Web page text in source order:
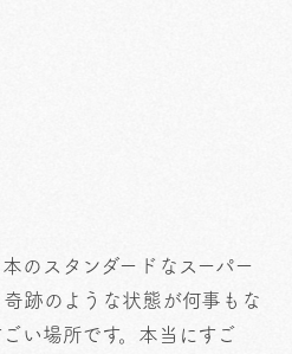
のスタンダードなスーパー
跡のような状態が何事もな
い場所です。本当にすご